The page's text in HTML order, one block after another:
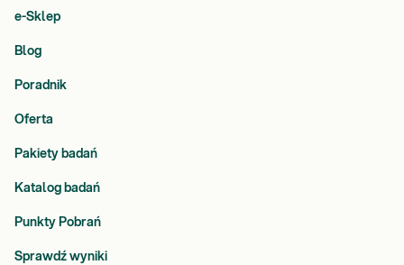
e-Sklep
Blog
Poradnik
Oferta
Pakiety badań
Katalog badań
Punkty Pobrań
Sprawdź wyniki